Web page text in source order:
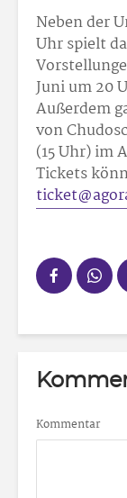
Neben der
Uhr spielt
Juni um 20
Außerdem
von
(15 Uhr) im
Tickets
Kommentar